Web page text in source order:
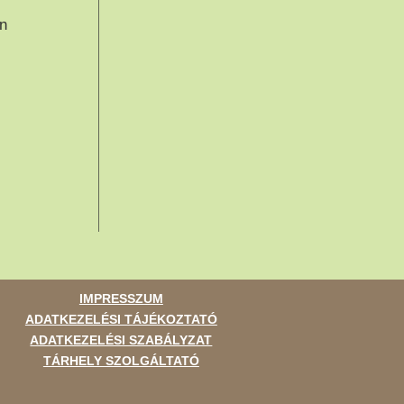
IMPRESSZUM
ADATKEZELÉSI TÁJÉKOZTATÓ
ADATKEZELÉSI SZABÁLYZAT
TÁRHELY SZOLGÁLTATÓ